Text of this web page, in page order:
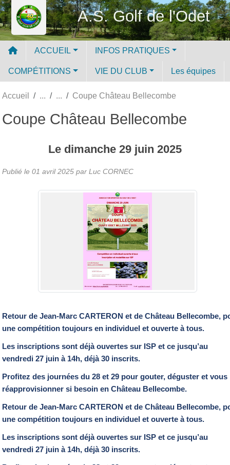
A.S. Golf de l'Odet
ACCUEIL INFOS PRATIQUES
COMPÉTITIONS VIE DU CLUB Les équipes
Accueil Coupe Château Bellecombe
Coupe Château Bellecombe
Le dimanche 29 juin 2025
Publié le 01 avril 2025 par Luc CORNEC
Retour de Jean-Marc CARTERON et de Château Bellecombe,
une compétition toujours en individuel et ouverte à tous.
Les inscriptions sont déjà ouvertes sur ISP et ce jusqu’au
vendredi 27 juin à 14h, déjà 30 inscrits.
Profitez des journées du 28 et 29 pour gouter, déguster et vous
réapprovisionner si besoin en Château Bellecombe.
Retour de Jean-Marc CARTERON et de Château Bellecombe,
une compétition toujours en individuel et ouverte à tous.
Les inscriptions sont déjà ouvertes sur ISP et ce jusqu’au
vendredi 27 juin à 14h, déjà 30 inscrits.
Panneau de gestion des cookies